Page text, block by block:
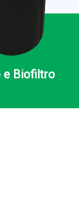
e Biofiltro